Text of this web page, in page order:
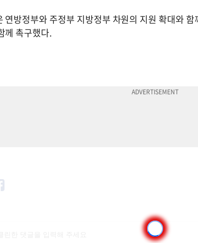
연방정부와 주정부 지방정부 차원의 지원 확대와
께 촉구했다.